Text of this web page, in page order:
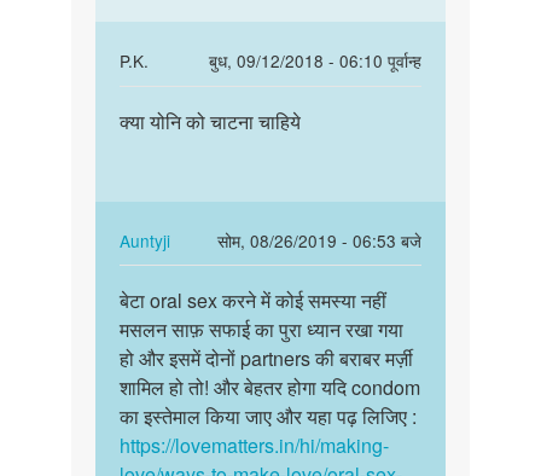
ladki…
Ayub
shaikh
P.K.
बुध, 09/12/2018 - 06:10 पूर्वान्ह
reply
to
iss
vishay
main…
by
Auntyji
क्या
चाटना
चाहिये
क्या योनि को चाटना चाहिये
Auntyji
सोम, 08/26/2019 - 06:53 बजे
In
reply
to
क्या
योनि
को
चाटना
चाहिये
by
बेटा
oral
sex
करने
में
कोई…
बेटा oral sex करने में कोई समस्या नहीं
मसलन साफ़ सफाई का पुरा ध्यान रखा गया
हो और इसमें दोनों partners की बराबर मर्ज़ी
शामिल हो तो! और बेहतर होगा यदि condom
का इस्तेमाल किया जाए और यहा पढ़ लिजिए :
https://lovematters.in/hi/making-